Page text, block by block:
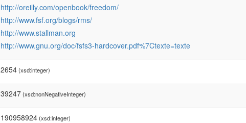
http://oreilly.com/openbook/freedom/
http://www.fsf.org/blogs/rms/
http://www.stallman.org
http://www.gnu.org/doc/fsfs3-hardcover.pdf%7Ctexte=texte
2654(xsd:integer)
39247(xsd:nonNegativeInteger)
190958924(xsd:integer)